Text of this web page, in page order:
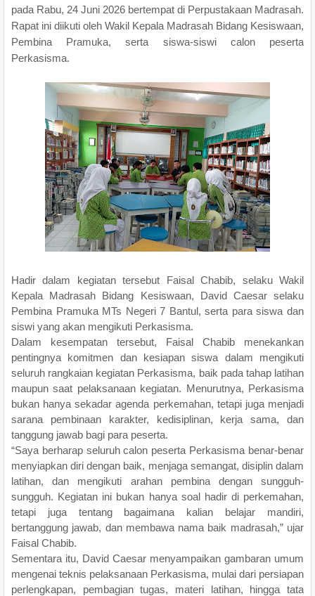
pada Rabu, 24 Juni 2026 bertempat di Perpustakaan Madrasah.
Rapat ini diikuti oleh Wakil Kepala Madrasah Bidang Kesiswaan,
Pembina Pramuka, serta siswa-siswi calon peserta
Perkasisma.
Hadir dalam kegiatan tersebut Faisal Chabib, selaku Wakil
Kepala Madrasah Bidang Kesiswaan, David Caesar selaku
Pembina Pramuka MTs Negeri 7 Bantul, serta para siswa dan
siswi yang akan mengikuti Perkasisma.
Dalam kesempatan tersebut, Faisal Chabib menekankan
pentingnya komitmen dan kesiapan siswa dalam mengikuti
seluruh rangkaian kegiatan Perkasisma, baik pada tahap latihan
maupun saat pelaksanaan kegiatan. Menurutnya, Perkasisma
bukan hanya sekadar agenda perkemahan, tetapi juga menjadi
sarana pembinaan karakter, kedisiplinan, kerja sama, dan
tanggung jawab bagi para peserta.
“Saya berharap seluruh calon peserta Perkasisma benar-benar
menyiapkan diri dengan baik, menjaga semangat, disiplin dalam
latihan, dan mengikuti arahan pembina dengan sungguh-
sungguh. Kegiatan ini bukan hanya soal hadir di perkemahan,
tetapi juga tentang bagaimana kalian belajar mandiri,
bertanggung jawab, dan membawa nama baik madrasah,” ujar
Faisal Chabib.
Sementara itu, David Caesar menyampaikan gambaran umum
mengenai teknis pelaksanaan Perkasisma, mulai dari persiapan
perlengkapan, pembagian tugas, materi latihan, hingga tata